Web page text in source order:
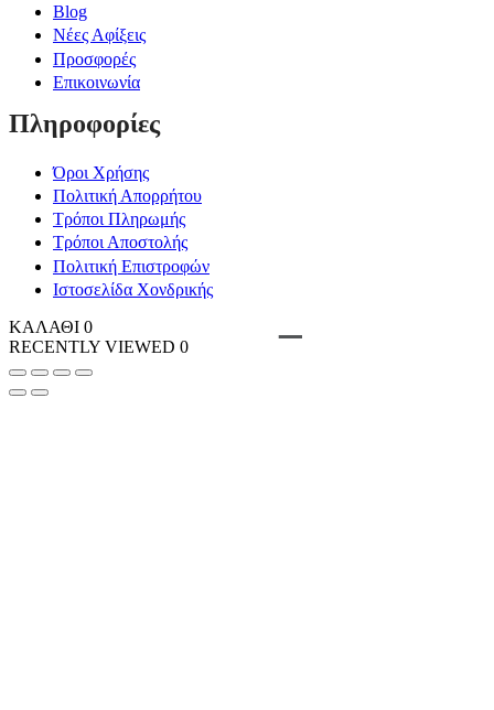
Blog
Νέες Αφίξεις
Προσφορές
Επικοινωνία
Πληροφορίες
Όροι Χρήσης
Πολιτική Απορρήτου
Τρόποι Πληρωμής
Τρόποι Αποστολής
Πολιτική Επιστροφών
Ιστοσελίδα Χονδρικής
ΚΑΛΑΘΙ 0
RECENTLY VIEWED 0